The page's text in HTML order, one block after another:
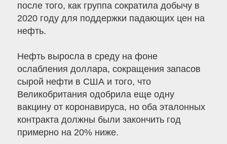
после того, как группа сократила добычу в
2020 году для поддержки падающих цен на
нефть.
Нефть выросла в среду на фоне
ослабления доллара, сокращения запасов
сырой нефти в США и того, что
Великобритания одобрила еще одну
вакцину от коронавируса, но оба эталонных
контракта должны были закончить год
примерно на 20% ниже.